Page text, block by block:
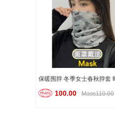
100.00 Mass110.00